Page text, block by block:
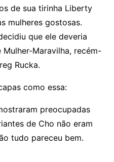
de sua tirinha Liberty
mulheres gostosas.
que ele deveria
Maravilha, recém-
Rucka.
como essa:
preocupadas
de Cho não eram
tudo pareceu bem.